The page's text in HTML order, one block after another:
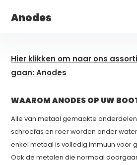
Anodes
Hier klikken om naar ons
gaan: Anodes
WAAROM ANODES OP UW
Alle van metaal gemaakte
schroefas en roer worden onder
enkel metaal is volledig immuun voor
Ook de metalen die normaal